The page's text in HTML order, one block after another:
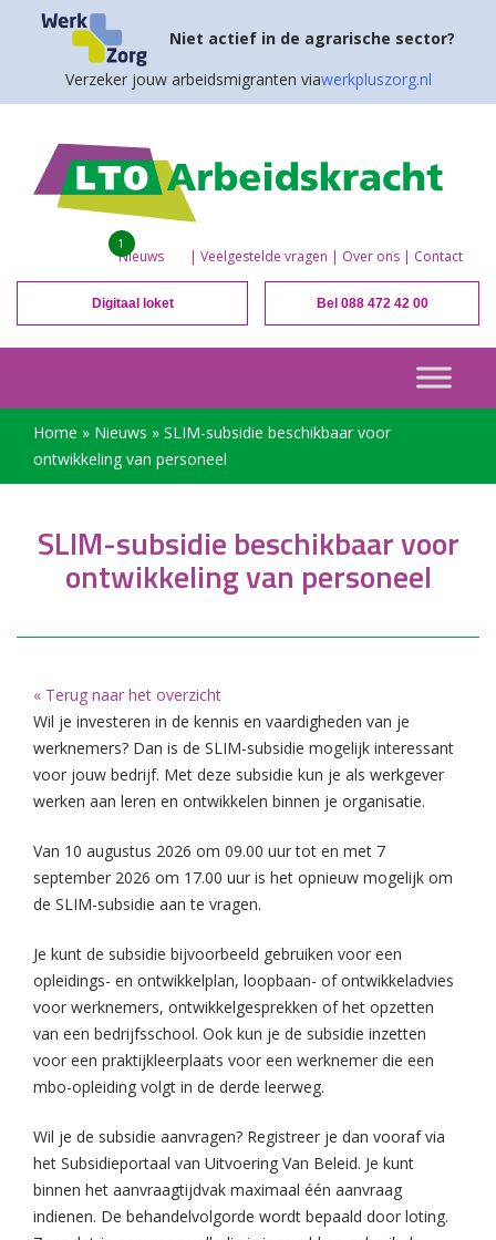
Niet actief in de agrarische sector?
Verzeker jouw arbeidsmigranten viawerkpluszorg.nl
Nieuws
1
| Veelgestelde vragen | Over ons | Contact
Digitaal loket Bel 088 472 42 00
Home » Nieuws » SLIM-subsidie beschikbaar voor
ontwikkeling van personeel
SLIM-subsidie beschikbaar voor
ontwikkeling van personeel
« Terug naar het overzicht
Wil je investeren in de kennis en vaardigheden van je
werknemers? Dan is de SLIM-subsidie mogelijk interessant
voor jouw bedrijf. Met deze subsidie kun je als werkgever
werken aan leren en ontwikkelen binnen je organisatie.
Van 10 augustus 2026 om 09.00 uur tot en met 7
september 2026 om 17.00 uur is het opnieuw mogelijk om
de SLIM-subsidie aan te vragen.
Je kunt de subsidie bijvoorbeeld gebruiken voor een
opleidings- en ontwikkelplan, loopbaan- of ontwikkeladvies
voor werknemers, ontwikkelgesprekken of het opzetten
van een bedrijfsschool. Ook kun je de subsidie inzetten
voor een praktijkleerplaats voor een werknemer die een
mbo-opleiding volgt in de derde leerweg.
Wil je de subsidie aanvragen? Registreer je dan vooraf via
het Subsidieportaal van Uitvoering Van Beleid. Je kunt
binnen het aanvraagtijdvak maximaal één aanvraag
indienen. De behandelvolgorde wordt bepaald door loting.